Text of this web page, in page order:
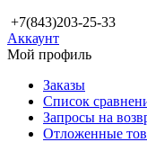
+7(843)203-25-33
Аккаунт
Мой профиль
Заказы
Список
Запросы на
Отложенные